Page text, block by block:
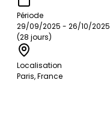
Période
29/09/2025 - 26/10/2025
(28 jours)
Localisation
Paris, France